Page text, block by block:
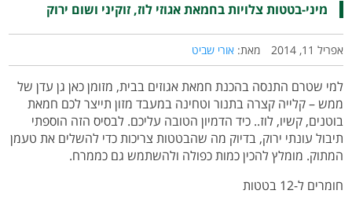
מיני-בטטות צלויות בחמאת אגוזי לוז, זוקיני ושום ירוק
אפריל 11, 2014 מאת: אורי שביט
למי שטרם התנסה בהכנת חמאת אגוזים בבית, מזומן כאן גן עדן של
ממש – קלייה קצרה בתנור וטחינה במעבד מזון תייצר לכם חמאת
בוטנים, קשיו, לוז.. כיד הדמיון הטובה עליכם. לבסיס הזה הוספתי
תיבול עונתי ירוק, בדיוק מה שהבטטות צריכות כדי להשלים את טעמן
המתוק. מומלץ להכין כמות כפולה ולהשתמש גם כממרח.
חומרים ל-12 בטטות